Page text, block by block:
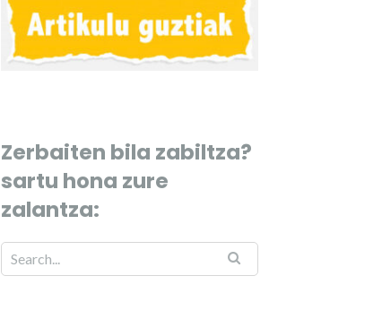
Zerbaiten bila zabiltza?
sartu hona zure
zalantza: